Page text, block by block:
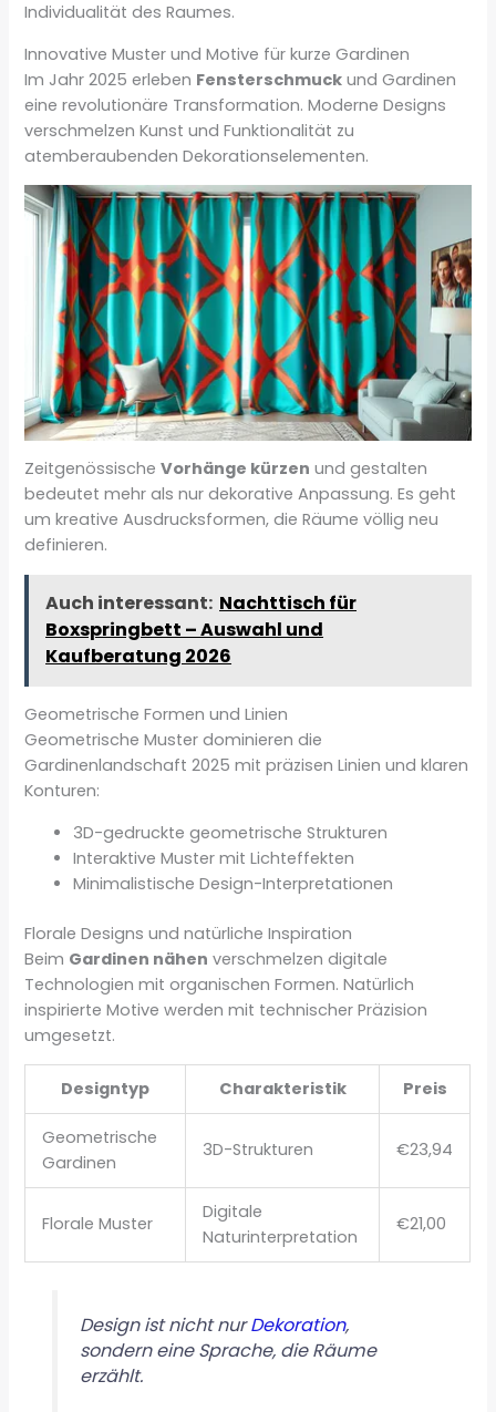
Individualität des Raumes.
Innovative Muster und Motive für kurze Gardinen
Im Jahr 2025 erleben Fensterschmuck und Gardinen
eine revolutionäre Transformation. Moderne Designs
verschmelzen Kunst und Funktionalität zu
atemberaubenden Dekorationselementen.
ZeitgenössischeVorhänge kürzen und gestalten
bedeutet mehr als nur dekorative Anpassung. Es geht
um kreative Ausdrucksformen, die Räume völlig neu
definieren.
Auch interessant: Nachttisch für
Boxspringbett – Auswahl und
Kaufberatung 2026
Geometrische Formen und Linien
Geometrische Muster dominieren die
Gardinenlandschaft 2025 mit präzisen Linien und klaren
Konturen:
3D-gedruckte geometrische Strukturen
Interaktive Muster mit Lichteffekten
Minimalistische Design-Interpretationen
Florale Designs und natürliche Inspiration
Beim Gardinen nähen verschmelzen digitale
Technologien mit organischen Formen. Natürlich
inspirierte Motive werden mit technischer Präzision
umgesetzt.
Designtyp Charakteristik Preis
Geometrische
Gardinen
3D-Strukturen €23,94
Florale Muster
Digitale
Naturinterpretation
€21,00
Design ist nicht nurDekoration,
sondern eine Sprache, die Räume
erzählt.